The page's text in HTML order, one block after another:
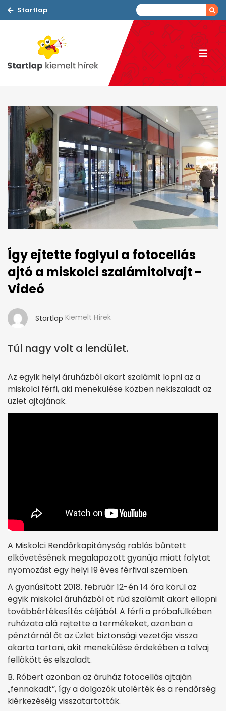
Startlap
Így ejtette foglyul a fotocellás
ajtó a miskolci szalámitolvajt -
Videó
Startlap Kiemelt Hírek
Túl nagy volt a lendület.
Az egyik helyi áruházból akart szalámit lopni az a
miskolci férfi, aki menekülése közben nekiszaladt az
üzlet ajtajának.
A Miskolci Rendőrkapitányság rablás bűntett
elkövetésének megalapozott gyanúja miatt folytat
nyomozást egy helyi 19 éves férfival szemben.
A gyanúsított 2018. február 12-én 14 óra körül az
egyik miskolci áruházból öt rúd szalámit akart ellopni
továbbértékesítés céljából. A férfi a próbafülkében
ruházata alá rejtette a termékeket, azonban a
pénztárnál őt az üzlet biztonsági vezetője vissza
akarta tartani, akit menekülése érdekében a tolvaj
fellökött és elszaladt.
B. Róbert azonban az áruház fotocellás ajtaján
„fennakadt”, így a dolgozók utolérték és a rendőrség
kiérkezéséig visszatartották.